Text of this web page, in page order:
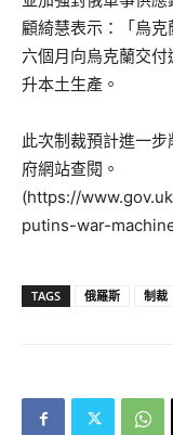
顧綺慧表示：「烏
六個月向烏克蘭交
升本土生產。
此次制裁預計進一
府網站查閱。
(https://
putins-war-
TAGS 俄羅斯 制裁